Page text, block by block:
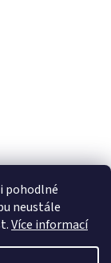
pohodlné
neustále
Více informací